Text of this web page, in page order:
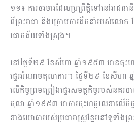
១១៖ ការចរចារដែលប្រព្រឹត្តិទៅនៅរាជ
ពីព្រះរាជា និងក្រោមការដឹកនាំរបស់លោ
ជោគជ័យទាំងស្រុង។
នៅថ្ងៃទី២៩ ខែសីហា ឆ្នាំ១៩៥៣ មានចុះហ
ផ្ទេរអំណាចតុលាការ។ ថ្ងៃទី២៩ ខែសីហា
លើកិច្ចព្រមព្រៀងផ្ទេរសមត្ថកិច្ចរបស់នគ
តុលា ឆ្នាំ១៩៥៣ មាការចុះហត្ថលេខាលើកិ
ខាងយោធារបស់ប្រជារាស្ត្រខ្មែរនៅទូទាំងព្